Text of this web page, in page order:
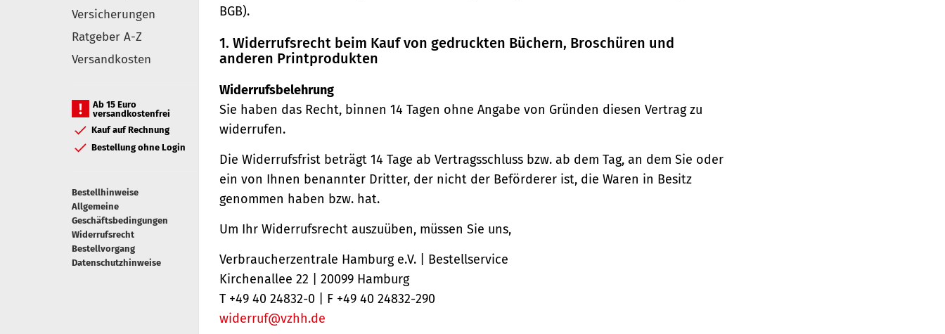
Versicherungen
Ratgeber A-Z
Versandkosten
Ab 15 Euro
versandkostenfrei
Kauf auf Rechnung
Bestellung ohne Login
Bestellhinweise
Allgemeine
Geschäftsbedingungen
Widerrufsrecht
Bestellvorgang
Datenschutzhinweise
BGB).
1. Widerrufsrecht beim Kauf von gedruckten Büchern, Broschüren und
anderen Printprodukten
Widerrufsbelehrung
Sie haben das Recht, binnen 14 Tagen ohne Angabe von Gründen diesen Vertrag zu
widerrufen.
Die Widerrufsfrist beträgt 14 Tage ab Vertragsschluss bzw. ab dem Tag, an dem Sie oder
ein von Ihnen benannter Dritter, der nicht der Beförderer ist, die Waren in Besitz
genommen haben bzw. hat.
Um Ihr Widerrufsrecht auszuüben, müssen Sie uns,
Verbraucherzentrale Hamburg e.V. | Bestellservice
Kirchenallee 22 | 20099 Hamburg
T +49 40 24832-0 | F +49 40 24832-290
widerruf@vzhh.de